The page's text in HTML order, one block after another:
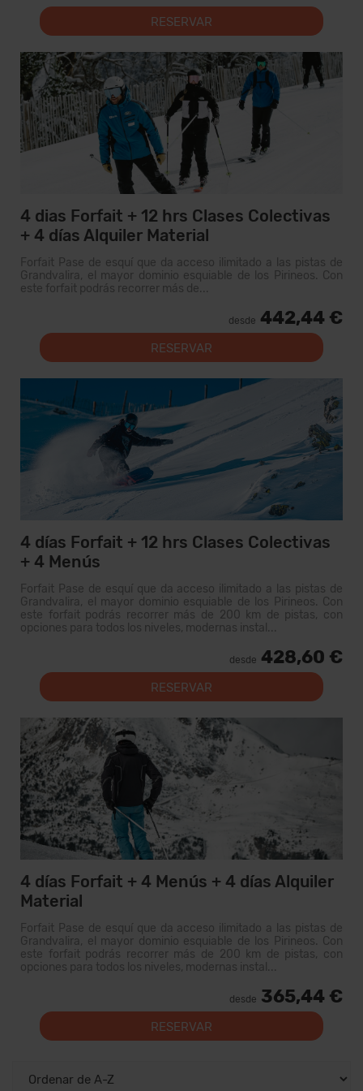
RESERVAR
4 dias Forfait + 12 hrs Clases Colectivas
+ 4 días Alquiler Material
Forfait Pase de esquí que da acceso ilimitado a las pistas de
Grandvalira, el mayor dominio esquiable de los Pirineos. Con
este forfait podrás recorrer más de...
desde 442,44 €
RESERVAR
4 días Forfait + 12 hrs Clases Colectivas
+ 4 Menús
Forfait Pase de esquí que da acceso ilimitado a las pistas de
Grandvalira, el mayor dominio esquiable de los Pirineos. Con
este forfait podrás recorrer más de 200 km de pistas, con
opciones para todos los niveles, modernas instal...
desde 428,60 €
RESERVAR
4 días Forfait + 4 Menús + 4 días Alquiler
Material
Forfait Pase de esquí que da acceso ilimitado a las pistas de
Grandvalira, el mayor dominio esquiable de los Pirineos. Con
este forfait podrás recorrer más de 200 km de pistas, con
opciones para todos los niveles, modernas instal...
desde 365,44 €
RESERVAR